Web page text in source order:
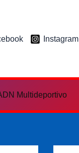
Instagram
Multideportivo